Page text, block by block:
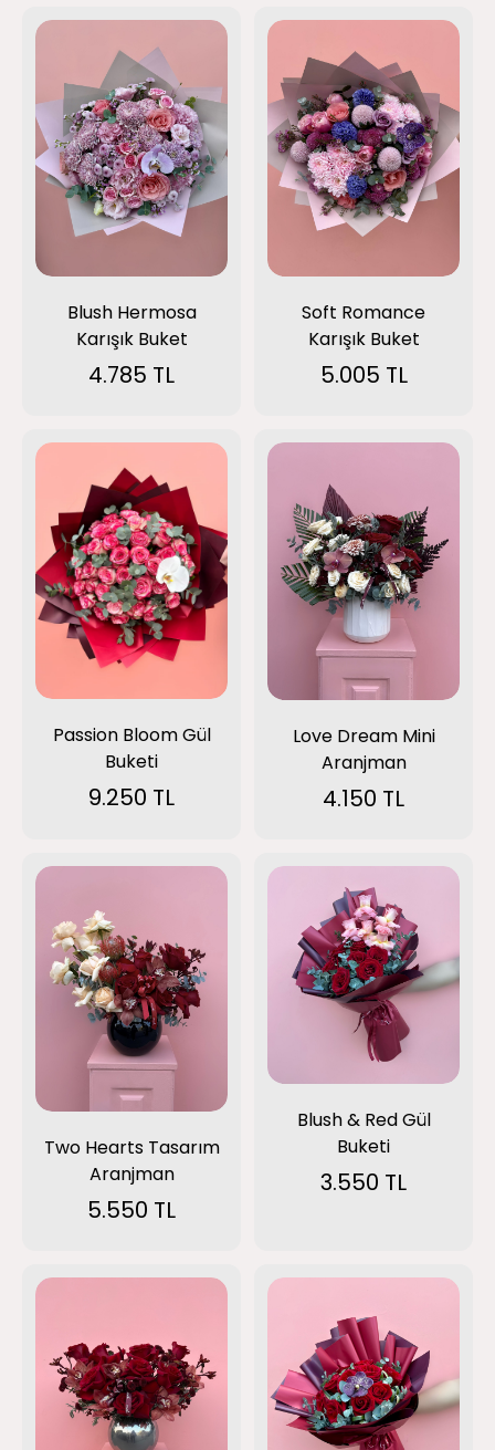
Blush Hermosa
Karışık Buket
4.785 TL
Soft Romance
Karışık Buket
5.005 TL
Passion Bloom Gül
Buketi
9.250 TL
Love Dream Mini
Aranjman
4.150 TL
Two Hearts Tasarım
Aranjman
5.550 TL
Blush & Red Gül
Buketi
3.550 TL